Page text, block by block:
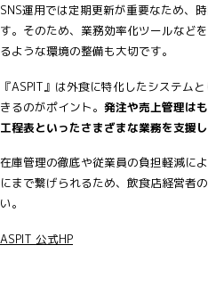
SNS運用では定期更新が重要なため、
す。そのため、業務効率化ツールなど
るような環境の整備も大切です。
『ASPIT』は外食に特化したシステム
きるのがポイント。 発注や売上管理は
工程表といったさまざまな業務を支援
在庫管理の徹底や従業員の負担軽減に
にまで繋げられるため、飲食店経営者
い。
ASPIT 公式HP